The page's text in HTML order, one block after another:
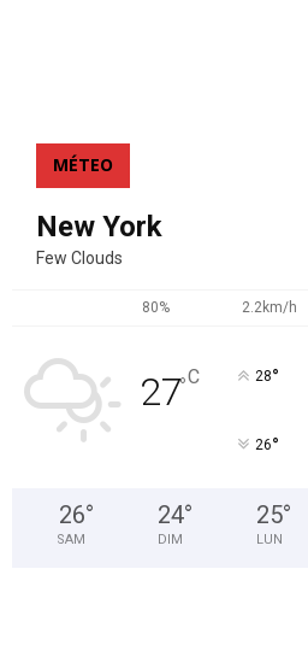
MÉTEO
New York
Few Clouds
80% 2.2km/h
27°C 28°
26°
26°
SAM
24°
DIM
25°
LUN